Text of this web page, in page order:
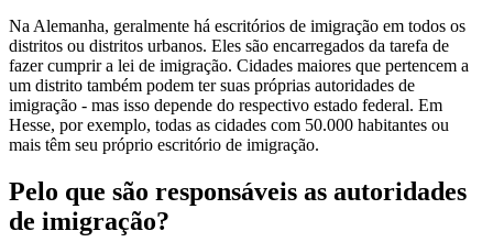
Na Alemanha, geralmente há escritórios de imigração em todos os
distritos ou distritos urbanos. Eles são encarregados da tarefa de
fazer cumprir a lei de imigração. Cidades maiores que pertencem a
um distrito também podem ter suas próprias autoridades de
imigração - mas isso depende do respectivo estado federal. Em
Hesse, por exemplo, todas as cidades com 50.000 habitantes ou
mais têm seu próprio escritório de imigração.
Pelo que são responsáveis as autoridades
de imigração?